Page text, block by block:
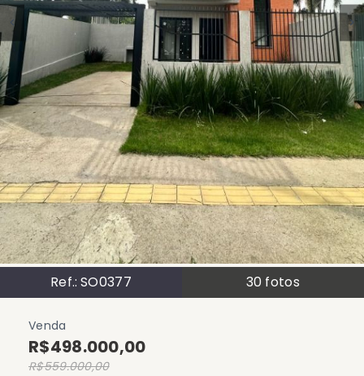
Ref.:SO0377 30 fotos
Venda
R$498.000,00
R$559.000,00